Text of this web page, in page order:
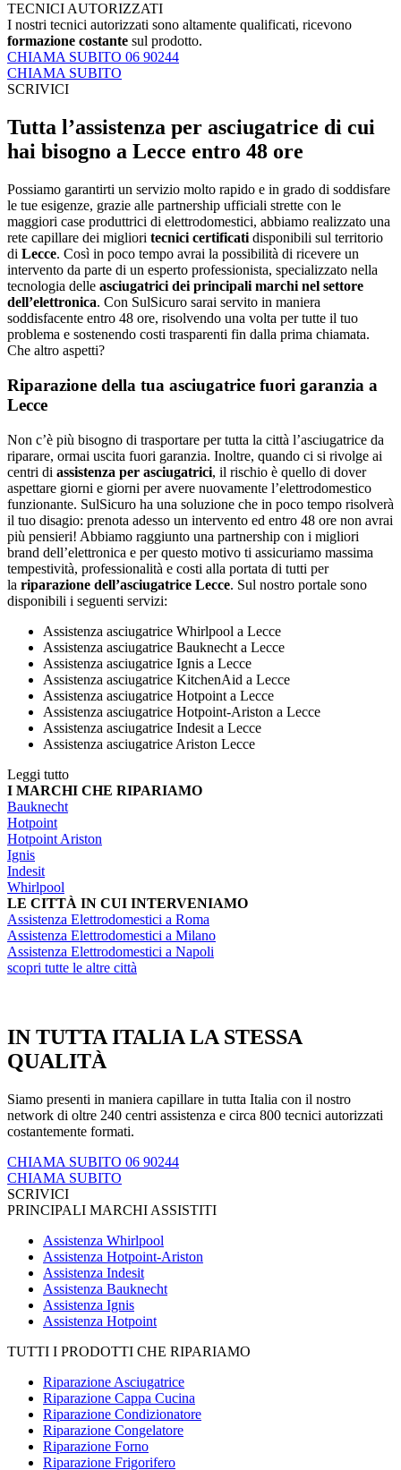
TECNICI AUTORIZZATI
I nostri tecnici autorizzati sono altamente qualificati, ricevono
formazione costante sul prodotto.
CHIAMA SUBITO 06 90244
CHIAMA SUBITO
SCRIVICI
Tutta l’assistenza per asciugatrice di cui
hai bisogno a Lecce entro 48 ore
Possiamo garantirti un servizio molto rapido e in grado di soddisfare
le tue esigenze, grazie alle partnership ufficiali strette con le
maggiori case produttrici di elettrodomestici, abbiamo realizzato una
rete capillare dei migliori tecnici certificati disponibili sul territorio
di Lecce. Così in poco tempo avrai la possibilità di ricevere un
intervento da parte di un esperto professionista, specializzato nella
tecnologia delle asciugatrici dei principali marchi nel settore
dell’elettronica. Con SulSicuro sarai servito in maniera
soddisfacente entro 48 ore, risolvendo una volta per tutte il tuo
problema e sostenendo costi trasparenti fin dalla prima chiamata.
Che altro aspetti?
Riparazione della tua asciugatrice fuori garanzia a
Lecce
Non c’è più bisogno di trasportare per tutta la città l’asciugatrice da
riparare, ormai uscita fuori garanzia. Inoltre, quando ci si rivolge ai
centri di assistenza per asciugatrici, il rischio è quello di dover
aspettare giorni e giorni per avere nuovamente l’elettrodomestico
funzionante. SulSicuro ha una soluzione che in poco tempo risolverà
il tuo disagio: prenota adesso un intervento ed entro 48 ore non avrai
più pensieri! Abbiamo raggiunto una partnership con i migliori
brand dell’elettronica e per questo motivo ti assicuriamo massima
tempestività, professionalità e costi alla portata di tutti per
la riparazione dell’asciugatrice Lecce. Sul nostro portale sono
disponibili i seguenti servizi:
Assistenza asciugatrice Whirlpool a Lecce
Assistenza asciugatrice Bauknecht a Lecce
Assistenza asciugatrice Ignis a Lecce
Assistenza asciugatrice KitchenAid a Lecce
Assistenza asciugatrice Hotpoint a Lecce
Assistenza asciugatrice Hotpoint-Ariston a Lecce
Assistenza asciugatrice Indesit a Lecce
Assistenza asciugatrice Ariston Lecce
Leggi tutto
I MARCHI CHE RIPARIAMO
Bauknecht
Hotpoint
Hotpoint Ariston
Ignis
Indesit
Whirlpool
LE CITTÀ IN CUI INTERVENIAMO
Assistenza Elettrodomestici a Roma
Assistenza Elettrodomestici a Milano
Assistenza Elettrodomestici a Napoli
scopri tutte le altre città
IN TUTTA ITALIA LA STESSA
QUALITÀ
Siamo presenti in maniera capillare in tutta Italia con il nostro
network di oltre 240 centri assistenza e circa 800 tecnici autorizzati
costantemente formati.
CHIAMA SUBITO 06 90244
CHIAMA SUBITO
SCRIVICI
PRINCIPALI MARCHI ASSISTITI
Assistenza Whirlpool
Assistenza Hotpoint-Ariston
Assistenza Indesit
Assistenza Bauknecht
Assistenza Ignis
Assistenza Hotpoint
TUTTI I PRODOTTI CHE RIPARIAMO
Riparazione Asciugatrice
Riparazione Cappa Cucina
Riparazione Condizionatore
Riparazione Congelatore
Riparazione Forno
Riparazione Frigorifero